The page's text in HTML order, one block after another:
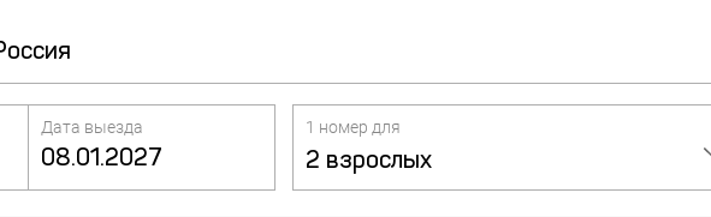
Отель Mercure Ростов-на-Дону Центр
Дата выезда 1 номер для
2 взрослых